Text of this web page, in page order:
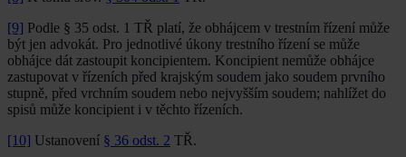
[9] Podle § 35 odst. 1 TŘ platí, že obhájcem v trestním řízení může
být jen advokát. Pro jednotlivé úkony trestního řízení se může
obhájce dát zastoupit koncipientem. Koncipient nemůže obhájce
zastupovat v řízeních před krajským soudem jako soudem prvního
stupně, před vrchním soudem nebo nejvyšším soudem; nahlížet do
spisů může koncipient i v těchto řízeních.
[10] Ustanovení § 36 odst. 2 TŘ.